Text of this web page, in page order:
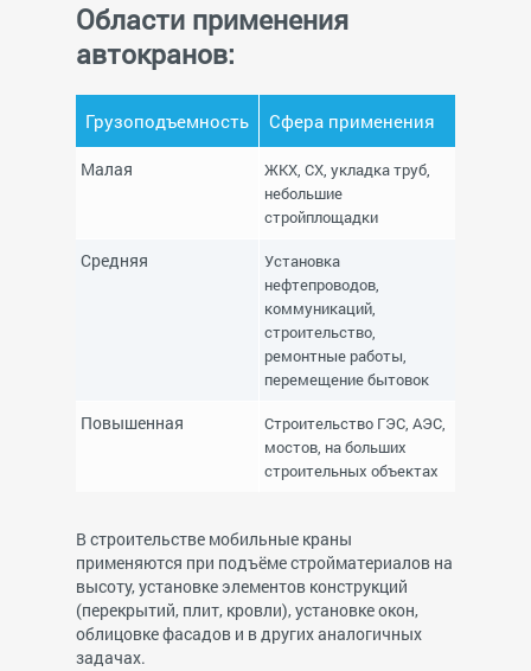
Области применения
автокранов:
Грузоподъемность Сфера применения
Малая
ЖКХ, СХ, укладка труб,
небольшие
стройплощадки
Средняя
Установка
нефтепроводов,
коммуникаций,
строительство,
ремонтные работы,
перемещение бытовок
Повышенная
Строительство ГЭС, АЭС,
мостов, на больших
строительных объектах
В строительстве мобильные краны
применяются при подъёме стройматериалов на
высоту, установке элементов конструкций
(перекрытий, плит, кровли), установке окон,
облицовке фасадов и в других аналогичных
задачах.